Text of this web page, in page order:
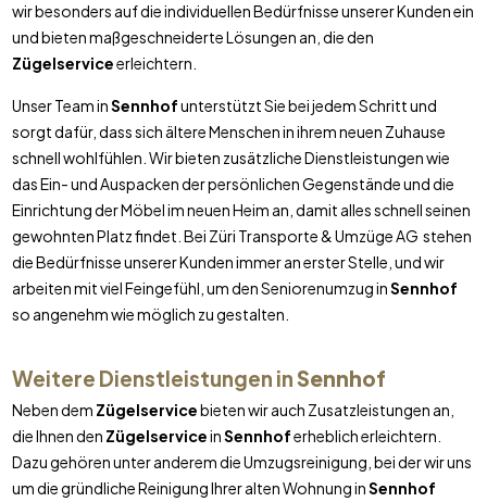
wir besonders auf die individuellen Bedürfnisse unserer Kunden ein
und bieten maßgeschneiderte Lösungen an, die den
Zügelserviceerleichtern.
Unser Team inSennhofunterstützt Sie bei jedem Schritt und
sorgt dafür, dass sich ältere Menschen in ihrem neuen Zuhause
schnell wohlfühlen. Wir bieten zusätzliche Dienstleistungen wie
das Ein- und Auspacken der persönlichen Gegenstände und die
Einrichtung der Möbel im neuen Heim an, damit alles schnell seinen
gewohnten Platz findet. Bei Züri Transporte & Umzüge AG stehen
die Bedürfnisse unserer Kunden immer an erster Stelle, und wir
arbeiten mit viel Feingefühl, um den Seniorenumzug inSennhof
so angenehm wie möglich zu gestalten.
Weitere Dienstleistungen inSennhof
Neben dem Zügelservicebieten wir auch Zusatzleistungen an,
die Ihnen den ZügelserviceinSennhoferheblich erleichtern.
Dazu gehören unter anderem die Umzugsreinigung, bei der wir uns
um die gründliche Reinigung Ihrer alten Wohnung inSennhof